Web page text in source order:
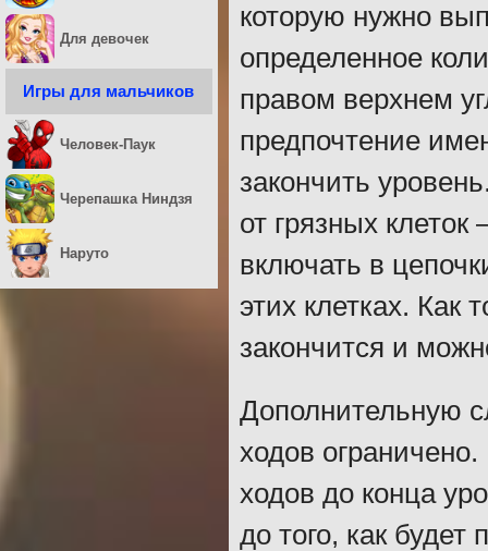
которую нужно
определенное
правом верхнем
предпочтение
закончить
от грязных клеток
включать в
этих клетках. Как
закончится и
Дополнительную
ходов
ходов до конца
до того, как
Для девочек
Игры для мальчиков
Человек-Паук
Черепашка Ниндзя
Наруто